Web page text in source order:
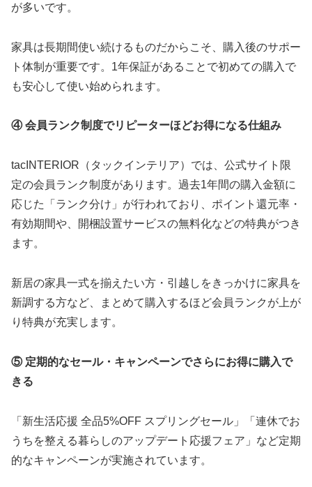
が多いです。
家具は長期間使い続けるものだからこそ、購入後のサポー
ト体制が重要です。1年保証があることで初めての購入で
も安心して使い始められます。
④ 会員ランク制度でリピーターほどお得になる仕組み
tacINTERIOR（タックインテリア）では、公式サイト限
定の会員ランク制度があります。過去1年間の購入金額に
応じた「ランク分け」が行われており、ポイント還元率・
有効期間や、開梱設置サービスの無料化などの特典がつき
ます。
新居の家具一式を揃えたい方・引越しをきっかけに家具を
新調する方など、まとめて購入するほど会員ランクが上が
り特典が充実します。
⑤ 定期的なセール・キャンペーンでさらにお得に購入で
きる
「新生活応援 全品5%OFF スプリングセール」「連休でお
うちを整える暮らしのアップデート応援フェア」など定期
的なキャンペーンが実施されています。